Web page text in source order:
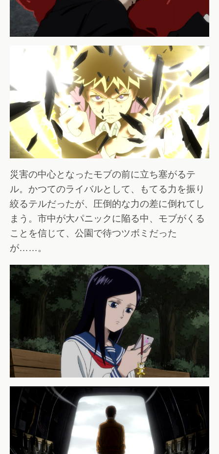
災害の中心となったモブの前に立ち塞がるテ
ル。かつてのライバルとして、もてる力を振り
絞るテルだったが、圧倒的な力の差に倒れてし
まう。市中が大パニックに陥る中、モブがくる
ことを信じて、公園で待つツボミだった
が……。